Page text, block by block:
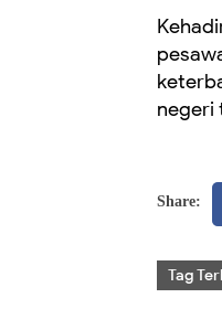
negeri
Share:
Tag